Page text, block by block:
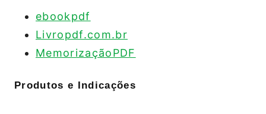
ebookpdf
Livropdf.com.br
MemorizaçãoPDF
Produtos e Indicações